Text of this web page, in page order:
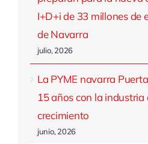
I+D+i de 33 millones de
de Navarra
julio, 2026
La PYME navarra
15 años con la
crecimiento
junio, 2026